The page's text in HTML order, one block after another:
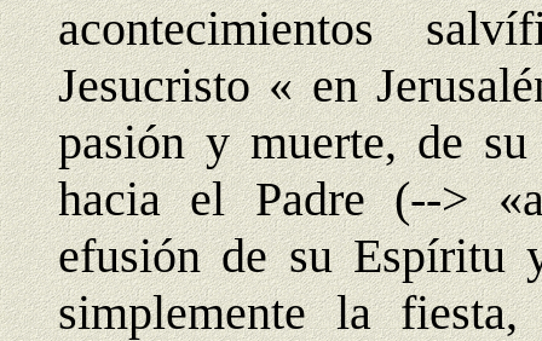
acontecimientos
Jesucristo « en
pasión y muerte, de
hacia el Padre (-->
efusión de su Espíritu
simplemente la